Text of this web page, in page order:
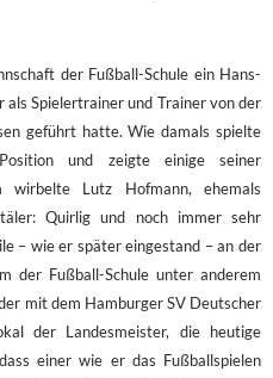
der Fußball-Schule ein Hans-
als Spielertrainer und Trainer von der
geführt hatte. Wie damals spielte
und zeigte einige seiner
wirbelte Lutz Hofmann, ehemals
Quirlig und noch immer sehr
– wie er später eingestand – an der
der Fußball-Schule unter anderem
mit dem Hamburger SV Deutscher
der Landesmeister, die heutige
einer wie er das Fußballspielen